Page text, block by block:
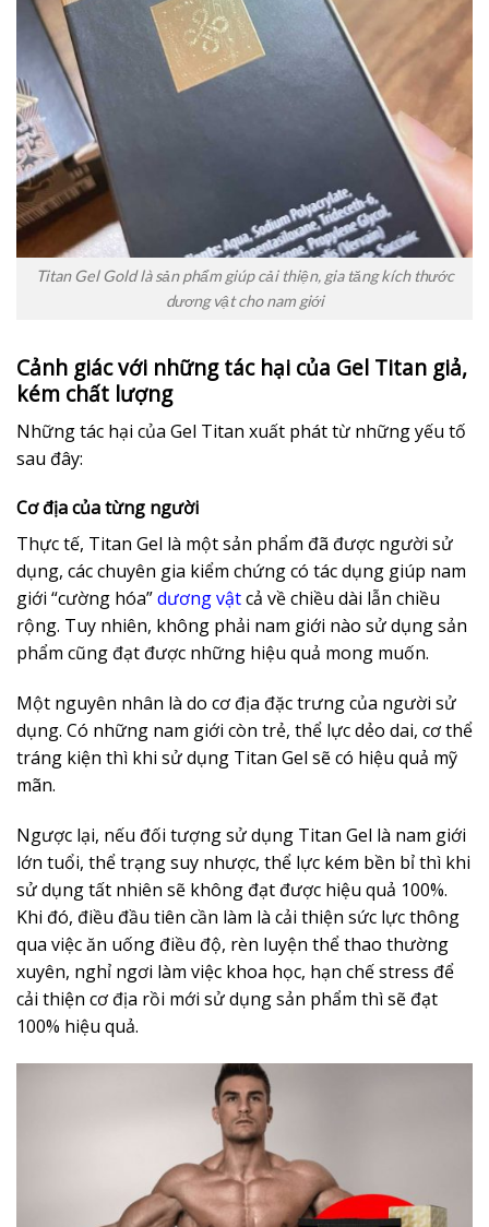
Titan Gel Gold là sản phẩm giúp cải thiện, gia tăng kích thước
dương vật cho nam giới
Cảnh giác với những tác hại của Gel Titan giả,
kém chất lượng
Những tác hại của Gel Titan xuất phát từ những yếu tố
sau đây:
Cơ địa của từng người
Thực tế, Titan Gel là một sản phẩm đã được người sử
dụng, các chuyên gia kiểm chứng có tác dụng giúp nam
giới “cường hóa”dương vậtcả về chiều dài lẫn chiều
rộng. Tuy nhiên, không phải nam giới nào sử dụng sản
phẩm cũng đạt được những hiệu quả mong muốn.
Một nguyên nhân là do cơ địa đặc trưng của người sử
dụng. Có những nam giới còn trẻ, thể lực dẻo dai, cơ thể
tráng kiện thì khi sử dụng Titan Gel sẽ có hiệu quả mỹ
mãn.
Ngược lại, nếu đối tượng sử dụng Titan Gel là nam giới
lớn tuổi, thể trạng suy nhược, thể lực kém bền bỉ thì khi
sử dụng tất nhiên sẽ không đạt được hiệu quả 100%.
Khi đó, điều đầu tiên cần làm là cải thiện sức lực thông
qua việc ăn uống điều độ, rèn luyện thể thao thường
xuyên, nghỉ ngơi làm việc khoa học, hạn chế stress để
cải thiện cơ địa rồi mới sử dụng sản phẩm thì sẽ đạt
100% hiệu quả.